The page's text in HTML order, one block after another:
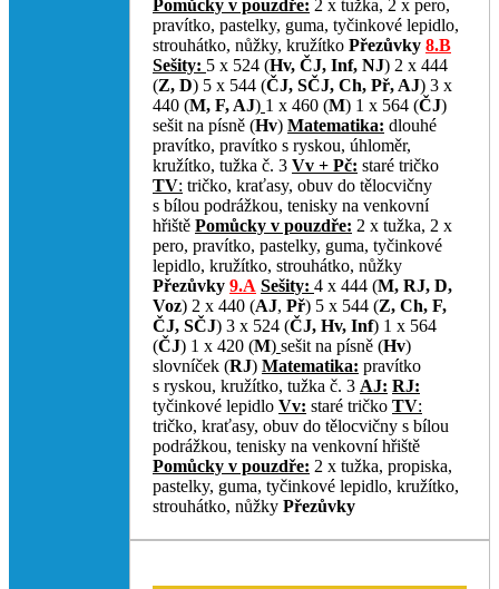
Pomůcky v pouzdře: 2 x tužka, 2 x pero,
pravítko, pastelky, guma, tyčinkové lepidlo,
strouhátko, nůžky, kružítko Přezůvky 8.B
Sešity: 5 x 524 (Hv, ČJ, Inf, NJ) 2 x 444
(Z, D) 5 x 544 (ČJ, SČJ, Ch, Př, AJ) 3 x
440 (M, F, AJ) 1 x 460 (M) 1 x 564 (ČJ)
sešit na písně (Hv) Matematika: dlouhé
pravítko, pravítko s ryskou, úhloměr,
kružítko, tužka č. 3 Vv + Pč: staré tričko
TV: tričko, kraťasy, obuv do tělocvičny
s bílou podrážkou, tenisky na venkovní
hřiště Pomůcky v pouzdře: 2 x tužka, 2 x
pero, pravítko, pastelky, guma, tyčinkové
lepidlo, kružítko, strouhátko, nůžky
Přezůvky 9.A Sešity: 4 x 444 (M, RJ, D,
Voz) 2 x 440 (AJ, Př) 5 x 544 (Z, Ch, F,
ČJ, SČJ) 3 x 524 (ČJ, Hv, Inf) 1 x 564
(ČJ) 1 x 420 (M) sešit na písně (Hv)
slovníček (RJ) Matematika: pravítko
s ryskou, kružítko, tužka č. 3 AJ: RJ:
tyčinkové lepidlo Vv: staré tričko TV:
tričko, kraťasy, obuv do tělocvičny s bílou
podrážkou, tenisky na venkovní hřiště
Pomůcky v pouzdře: 2 x tužka, propiska,
pastelky, guma, tyčinkové lepidlo, kružítko,
strouhátko, nůžky Přezůvky